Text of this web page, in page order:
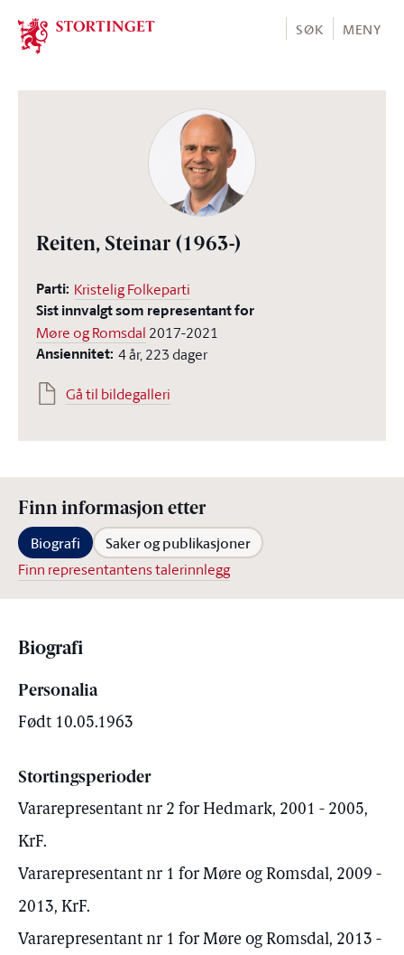
Stortinget.no
SØK MENY
Reiten, Steinar (1963-)
Parti: Kristelig Folkeparti
Sist innvalgt som representant for
Møre og Romsdal 2017-2021
Ansiennitet: 4 år, 223 dager
Gå til bildegalleri
Finn informasjon etter
Biografi Saker og publikasjoner
Finn representantens talerinnlegg
Biografi
Personalia
Født 10.05.1963
Stortingsperioder
Vararepresentant nr 2 for Hedmark, 2001 - 2005,
KrF.
Vararepresentant nr 1 for Møre og Romsdal, 2009 -
2013, KrF.
Vararepresentant nr 1 for Møre og Romsdal, 2013 -